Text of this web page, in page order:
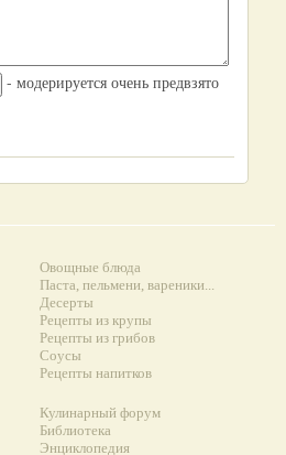
- модерируется очень предвзято
Овощные блюда
Паста, пельмени, вареники...
Десерты
Рецепты из крупы
Рецепты из грибов
Соусы
Рецепты напитков
Кулинарный форум
Библиотека
Энциклопедия